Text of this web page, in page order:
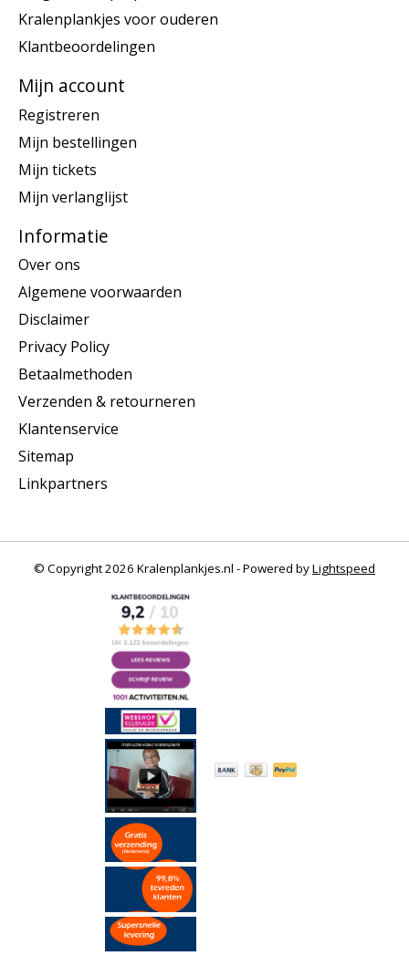
Kralenplankjes voor ouderen
Klantbeoordelingen
Mijn account
Registreren
Mijn bestellingen
Mijn tickets
Mijn verlanglijst
Informatie
Over ons
Algemene voorwaarden
Disclaimer
Privacy Policy
Betaalmethoden
Verzenden & retourneren
Klantenservice
Sitemap
Linkpartners
© Copyright 2026 Kralenplankjes.nl - Powered byLightspeed